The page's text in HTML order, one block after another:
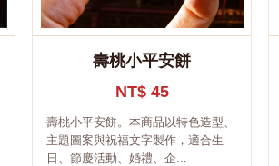
壽桃小平安餅
NT$ 45
壽桃小平安餅。本商品以特色造型、
主題圖案與祝福文字製作，適合生
日、節慶活動、婚禮、企...